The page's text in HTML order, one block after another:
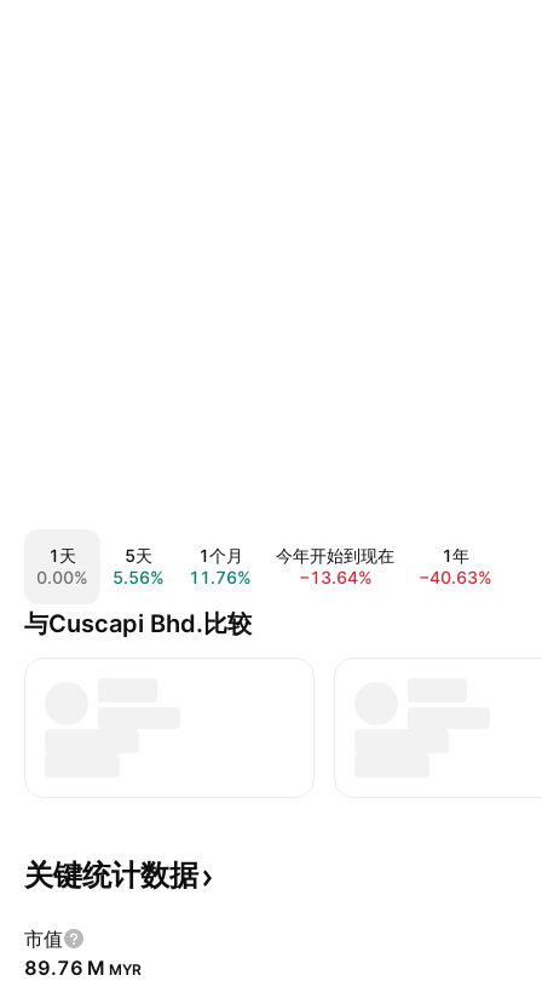
1天
0.00%
5天
5.56%
1个月
11.76%
今年开始到现在
−13.64%
1年
−40.63%
与Cuscapi Bhd.比较
关键统计数据
市值
‪89.76 M‬ MYR